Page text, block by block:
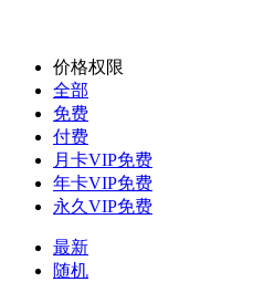
价格权限
全部
免费
付费
月卡VIP免费
年卡VIP免费
永久VIP免费
最新
随机